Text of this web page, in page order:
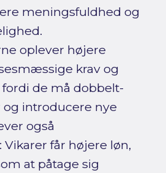
meningsfuldhed og
oplever højere
krav og
de må dobbelt-
introducere nye
også
får højere løn,
at påtage sig